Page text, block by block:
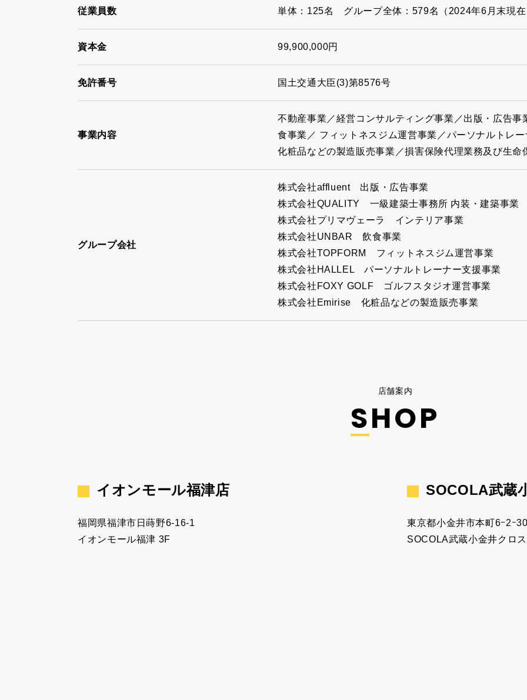
従業員数 単体：125名 グループ全体：579名（2024年6月末現
資本金 99,900,000円
免許番号 国土交通大臣(3)第8576号
事業内容
不動産事業／経営コンサルティング事業／出版・広告
食事業／ フィットネスジム運営事業／パーソナルトレ
化粧品などの製造販売事業／損害保険代理業務及び生命
グループ会社
株式会社affluent 出版・広告事業
株式会社QUALITY 一級建築士事務所 内装・建築事業
株式会社プリマヴェーラ インテリア事業
株式会社UNBAR 飲食事業
株式会社TOPFORM フィットネスジム運営事業
株式会社HALLEL パーソナルトレーナー支援事業
株式会社FOXY GOLF ゴルフスタジオ運営事業
株式会社Emirise 化粧品などの製造販売事業
店舗案内
SHOP
イオンモール福津店
福岡県福津市日蒔野6-16-1
イオンモール福津 3F
SOCOLA武蔵
東京都小金井市本町6ｰ2ｰ
SOCOLA武蔵小金井クロ